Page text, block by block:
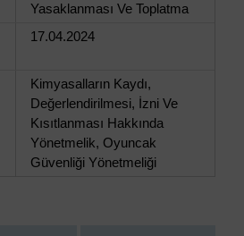
Yasaklanması Ve Toplatma
17.04.2024
Kimyasalların Kaydı,
Değerlendirilmesi, İzni Ve
Kısıtlanması Hakkında
Yönetmelik, Oyuncak
Güvenliği Yönetmeliği